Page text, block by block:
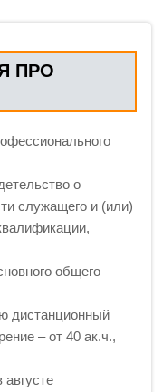
ПРО
о
служащего и (или)
общего
дистанционный
– от 40 ак.ч.,
августе